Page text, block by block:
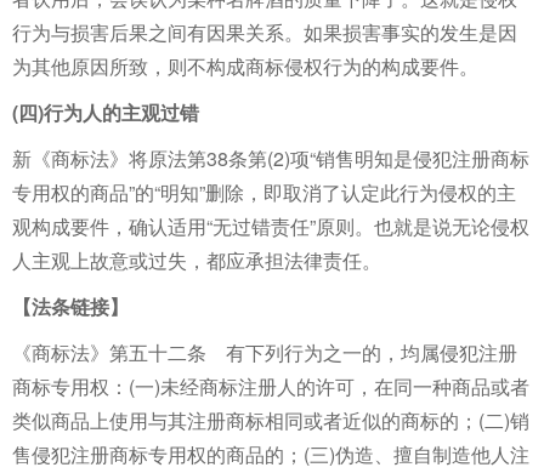
行为与损害后果之间有因果关系。如果损害事实的发生是因
为其他原因所致，则不构成商标侵权行为的构成要件。
(四)行为人的主观过错
新《商标法》将原法第38条第(2)项“销售明知是侵犯注册商标
专用权的商品”的“明知”删除，即取消了认定此行为侵权的主
观构成要件，确认适用“无过错责任”原则。也就是说无论侵权
人主观上故意或过失，都应承担法律责任。
【法条链接】
《商标法》第五十二条 有下列行为之一的，均属侵犯注册
商标专用权：(一)未经商标注册人的许可，在同一种商品或者
类似商品上使用与其注册商标相同或者近似的商标的；(二)销
售侵犯注册商标专用权的商品的；(三)伪造、擅自制造他人注